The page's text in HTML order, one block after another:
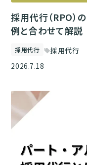
採用代行（RPO）
例と合わせて解説
採用代行 sell採用代行
2026.7.18